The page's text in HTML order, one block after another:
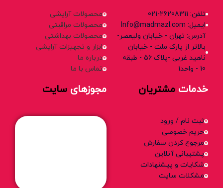
تلفن: 26208311-021
ایمیل: Info@madmazl.com
آدرس: تهران - خیابان ولیعصر-
بالاتر از پارک ملت - خیابان
ناهید غربی -پلاک 56 - طبقه
10 - واحد1
محصولات آرایشی
محصولات مراقبتی
محصولات بهداشتی
ابزار و تجهیزات آرایشی
درباره ما
تماس با ما
خدمات مشتریان
ثبت نام / ورود
حریم خصوصی
مرجوع کردن سفارش
پشتیبانی آنلاین
شکایات و پیشنهادات
مشکلات سایت
مجوزهای سایت